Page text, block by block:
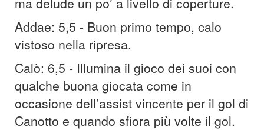
Addae: 5,5 - Buon primo tempo, calo
vistoso nella ripresa.
Calò: 6,5 - Illumina il gioco dei suoi con
qualche buona giocata come in
occasione dell’assist vincente per il gol di
Canotto e quando sfiora più volte il gol.